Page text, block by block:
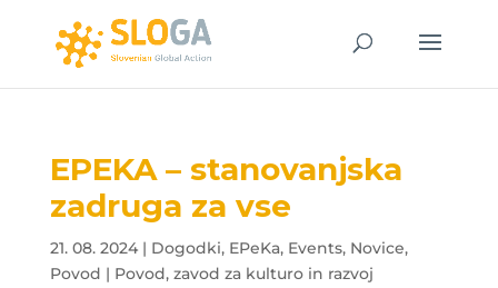
EPEKA – stanovanjska
zadruga za vse
21. 08. 2024| Dogodki, EPeKa, Events, Novice,
Povod | Povod, zavod za kulturo in razvoj